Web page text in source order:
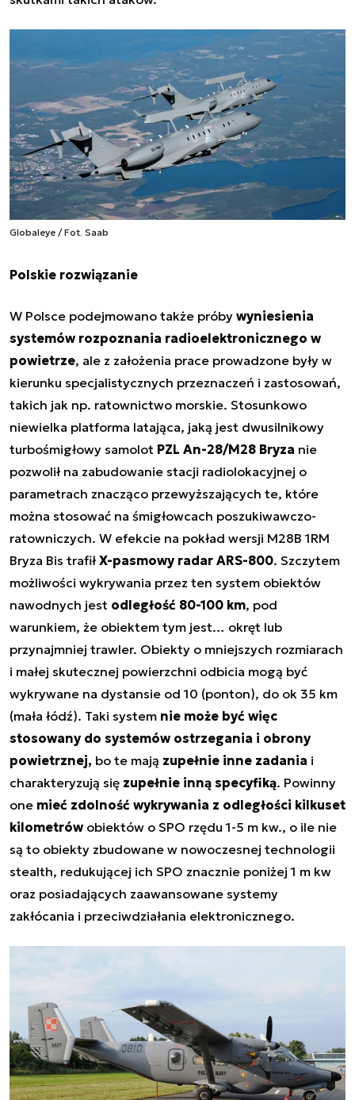
Globaleye / Fot. Saab
Polskie rozwiązanie
W Polsce podejmowano także próby wyniesienia
systemów rozpoznania radioelektronicznego w
powietrze, ale z założenia prace prowadzone były w
kierunku specjalistycznych przeznaczeń i zastosowań,
takich jak np. ratownictwo morskie. Stosunkowo
niewielka platforma latająca, jaką jest dwusilnikowy
turbośmigłowy samolot PZL An-28/M28 Bryza nie
pozwolił na zabudowanie stacji radiolokacyjnej o
parametrach znacząco przewyższających te, które
można stosować na śmigłowcach poszukiwawczo-
ratowniczych. W efekcie na pokład wersji M28B 1RM
Bryza Bis trafiłX-pasmowy radar ARS-800. Szczytem
możliwości wykrywania przez ten system obiektów
nawodnych jest odległość 80-100 km, pod
warunkiem, że obiektem tym jest… okręt lub
przynajmniej trawler. Obiekty o mniejszych rozmiarach
i małej skutecznej powierzchni odbicia mogą być
wykrywane na dystansie od 10 (ponton), do ok 35 km
(mała łódź). Taki system nie może być więc
stosowany do systemów ostrzegania i obrony
powietrznej, bo te mają zupełnie inne zadania i
charakteryzują się zupełnie inną specyfiką. Powinny
one mieć zdolność wykrywania z odległości kilkuset
kilometrów obiektów o SPO rzędu 1-5 m kw., o ile nie
są to obiekty zbudowane w nowoczesnej technologii
stealth, redukującej ich SPO znacznie poniżej 1 m kw
oraz posiadających zaawansowane systemy
zakłócania i przeciwdziałania elektronicznego.